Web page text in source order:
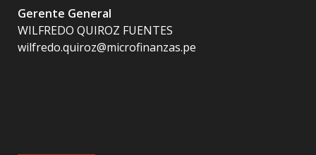
Gerente General
WILFREDO QUIROZ FUENTES
wilfredo.quiroz@microfinanzas.pe